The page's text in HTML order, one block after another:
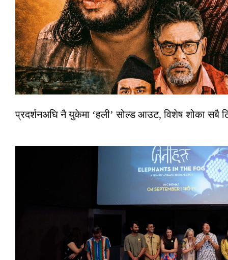
प्रदर्शनअघि नै युकेमा ‘हली’ सोल्ड आउट, विशेष शोका सबै